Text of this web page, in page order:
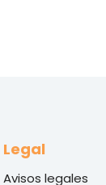
Legal
Avisos legales